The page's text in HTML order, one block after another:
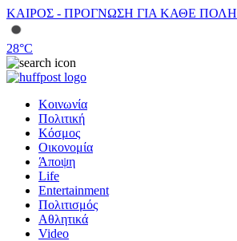
ΚΑΙΡΟΣ - ΠΡΟΓΝΩΣΗ ΓΙΑ ΚΑΘΕ ΠΟΛΗ
28°C
Κοινωνία
Πολιτική
Κόσμος
Οικονομία
Άποψη
Life
Entertainment
Πολιτισμός
Αθλητικά
Video